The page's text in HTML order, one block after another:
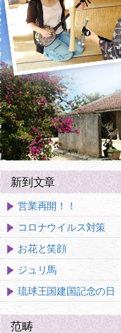
新到文章
営業再開！！
コロナウイルス対策
お花と笑顔
ジュリ馬
琉球王国建国記念の日
范畴